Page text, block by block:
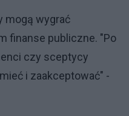
mogą wygrać
finanse publiczne. "Po
czy sceptycy
i zaakceptować" -